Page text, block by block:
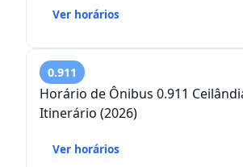
Ver horários
0.911
Horário de Ônibus 0.911
Itinerário (2026)
Ver horários